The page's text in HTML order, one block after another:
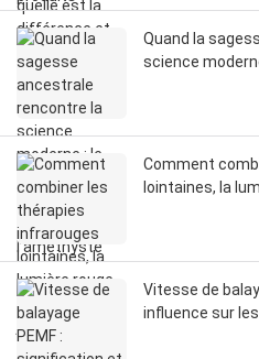
Quand la
science
Comment
lointaines, la
Vitesse de
influence sur